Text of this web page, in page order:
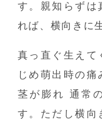
す。親知らずは
れば、横向きに
真っ直ぐ生えて
じめ萌出時の
茎が膨れ 通常
す。ただし横向